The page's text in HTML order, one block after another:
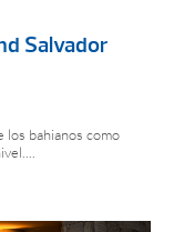
Salvador
los bahianos como